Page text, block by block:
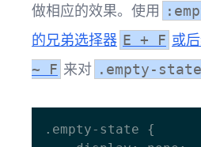
做相应的效果。使用
的兄弟选择器 E + F 或
~ F 来对 .empty-state
.empty-state {